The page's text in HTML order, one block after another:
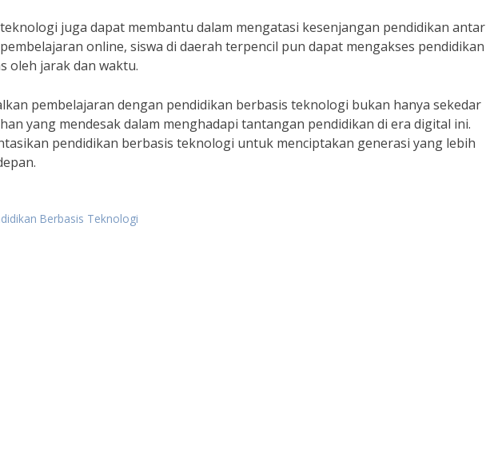
juga dapat membantu dalam mengatasi kesenjangan pendidikan antar
online, siswa di daerah terpencil pun dapat mengakses pendidikan
oleh jarak dan waktu.
pembelajaran dengan pendidikan berbasis teknologi bukan hanya sekedar
yang mendesak dalam menghadapi tantangan pendidikan di era digital ini.
pendidikan berbasis teknologi untuk menciptakan generasi yang lebih
Berbasis Teknologi